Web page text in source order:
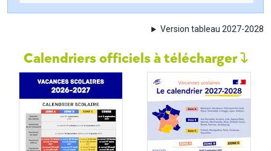
Version tableau 2027-2028
Calendriers officiels à télécharger